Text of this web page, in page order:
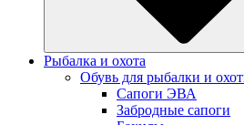
Рыбалка и охота
Обувь для рыбалки и
Сапоги ЭВА
Забродные сапоги